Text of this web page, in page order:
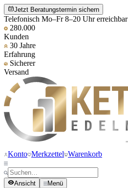
Jetzt Beratungstermin sichern
Telefonisch Mo–Fr 8–20 Uhr erreichbar
280.000
Kunden
30 Jahre
Erfahrung
Sicherer
Versand
Konto Merkzettel Warenkorb
Ansicht Menü